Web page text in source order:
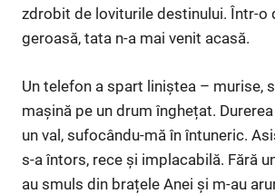
zdrobit de loviturile destinului. Într-o
geroasă, tata n-a mai venit acasă.
Un telefon a spart liniștea – murise,
mașină pe un drum înghețat.
un val, sufocându-mă în întuneric.
s-a întors, rece și implacabilă. Fără
au smuls din brațele Anei și m-au